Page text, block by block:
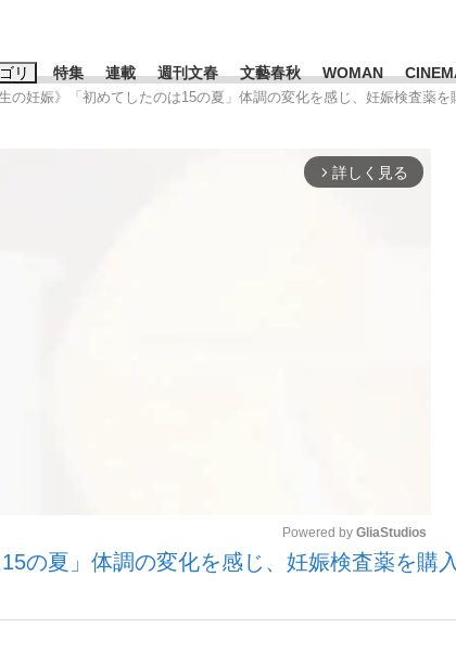
リ 特集
いまさ
連載 週刊文春 文藝春秋 WOMAN
の妊娠》「初めてしたのは15の夏」体調の変化を感じ、妊娠検査薬
arrow_forward_ios 詳しく見る
Powered by GliaStudios
の夏」体調の変化を感じ、妊娠検査薬を購